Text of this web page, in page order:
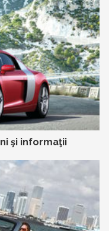
şi informaţii